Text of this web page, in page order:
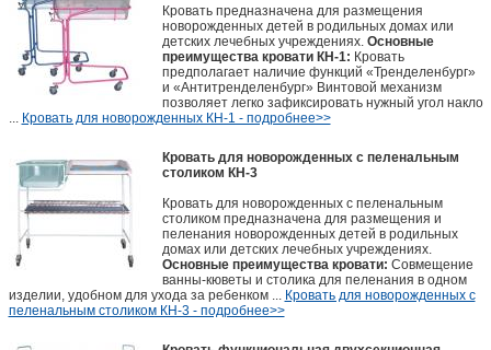
Кровать предназначена для размещения
новорожденных детей в родильных домах или
детских лечебных учреждениях. Основные
преимущества кровати КН-1: Кровать
предполагает наличие функций «Тренделенбург»
и «Антитренделенбург» Винтовой механизм
позволяет легко зафиксировать нужный угол накло
... Кровать для новорожденных КН-1 - подробнее>>
Кровать для новорожденных с пеленальным
столиком КН-3
Кровать для новорожденных с пеленальным
столиком предназначена для размещения и
пеленания новорожденных детей в родильных
домах или детских лечебных учреждениях.
Основные преимущества кровати: Совмещение
ванны-кюветы и столика для пеленания в одном
изделии, удобном для ухода за ребенком ... Кровать для новорожденных с
пеленальным столиком КН-3 - подробнее>>